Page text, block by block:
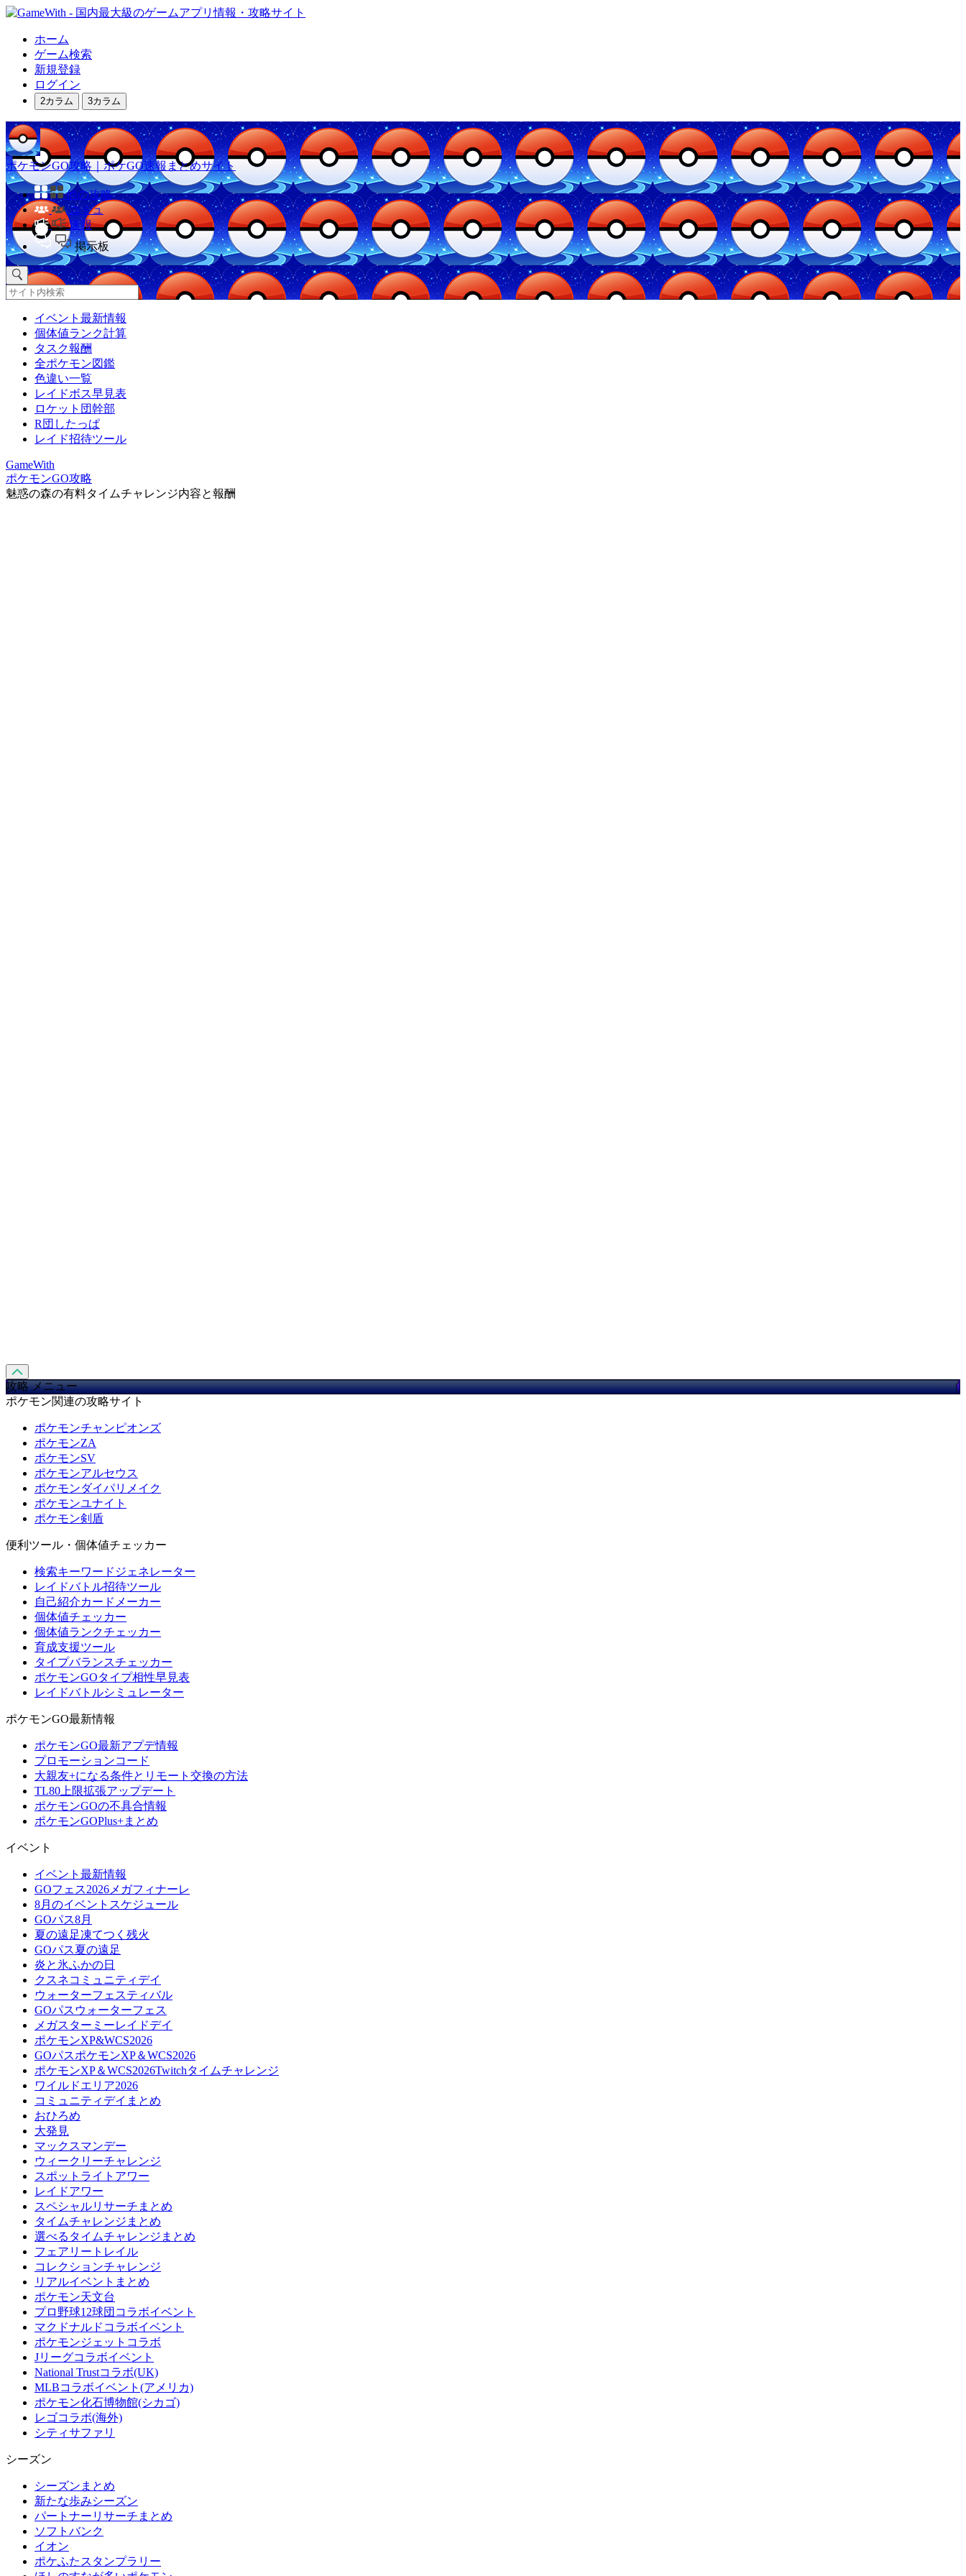
ホーム
ゲーム検索
新規登録
ログイン
2カラム 3カラム
ポケモンGO攻略｜ポケGO速報まとめサイト
他の攻略
コミュ
速報
掲示板
イベント最新情報
個体値ランク計算
タスク報酬
全ポケモン図鑑
色違い一覧
レイドボス早見表
ロケット団幹部
R団したっぱ
レイド招待ツール
GameWith
ポケモンGO攻略
魅惑の森の有料タイムチャレンジ内容と報酬
攻略 メニュー
ポケモン関連の攻略サイト
ポケモンチャンピオンズ
ポケモンZA
ポケモンSV
ポケモンアルセウス
ポケモンダイパリメイク
ポケモンユナイト
ポケモン剣盾
便利ツール・個体値チェッカー
検索キーワードジェネレーター
レイドバトル招待ツール
自己紹介カードメーカー
個体値チェッカー
個体値ランクチェッカー
育成支援ツール
タイプバランスチェッカー
ポケモンGOタイプ相性早見表
レイドバトルシミュレーター
ポケモンGO最新情報
ポケモンGO最新アプデ情報
プロモーションコード
大親友+になる条件とリモート交換の方法
TL80上限拡張アップデート
ポケモンGOの不具合情報
ポケモンGOPlus+まとめ
イベント
イベント最新情報
GOフェス2026メガフィナーレ
8月のイベントスケジュール
GOパス8月
夏の遠足凍てつく残火
GOパス夏の遠足
炎と氷ふかの日
クスネコミュニティデイ
ウォーターフェスティバル
GOパスウォーターフェス
メガスターミーレイドデイ
ポケモンXP&WCS2026
GOパスポケモンXP＆WCS2026
ポケモンXP＆WCS2026Twitchタイムチャレンジ
ワイルドエリア2026
コミュニティデイまとめ
おひろめ
大発見
マックスマンデー
ウィークリーチャレンジ
スポットライトアワー
レイドアワー
スペシャルリサーチまとめ
タイムチャレンジまとめ
選べるタイムチャレンジまとめ
フェアリートレイル
コレクションチャレンジ
リアルイベントまとめ
ポケモン天文台
プロ野球12球団コラボイベント
マクドナルドコラボイベント
ポケモンジェットコラボ
Jリーグコラボイベント
National Trustコラボ(UK)
MLBコラボイベント(アメリカ)
ポケモン化石博物館(シカゴ)
レゴコラボ(海外)
シティサファリ
シーズン
シーズンまとめ
新たな歩みシーズン
パートナーリサーチまとめ
ソフトバンク
イオン
ポケふたスタンプラリー